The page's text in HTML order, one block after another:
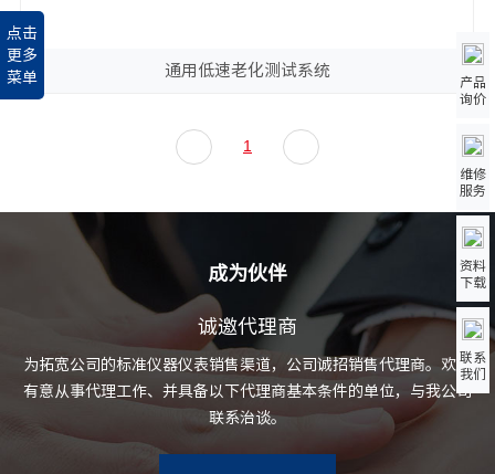
点击
更多
菜单
通用低速老化测试系统
1
成为伙伴
诚邀代理商
为拓宽公司的标准仪器仪表销售渠道，公司诚招销售代理商。欢迎
有意从事代理工作、并具备以下代理商基本条件的单位，与我公司
联系治谈。
产品
询价
维修
服务
资料
下载
联系
我们